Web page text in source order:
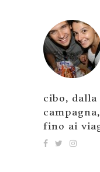
cibo,
fino ai